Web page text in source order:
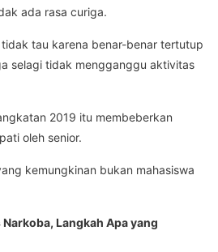
ada rasa curiga.
tau karena benar-benar tertutup
selagi tidak mengganggu aktivitas
2019 itu membeberkan
oleh senior.
kemungkinan bukan mahasiswa
Langkah Apa yang